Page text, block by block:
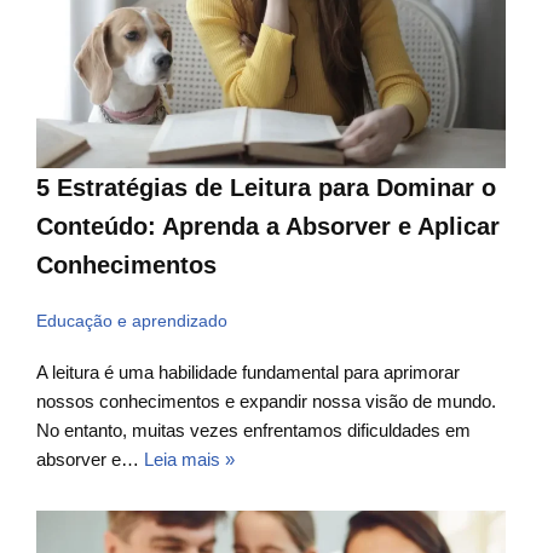
5 Estratégias de Leitura para Dominar o
Conteúdo: Aprenda a Absorver e Aplicar
Conhecimentos
Educação e aprendizado
A leitura é uma habilidade fundamental para aprimorar
nossos conhecimentos e expandir nossa visão de mundo.
No entanto, muitas vezes enfrentamos dificuldades em
absorver e… Leia mais »